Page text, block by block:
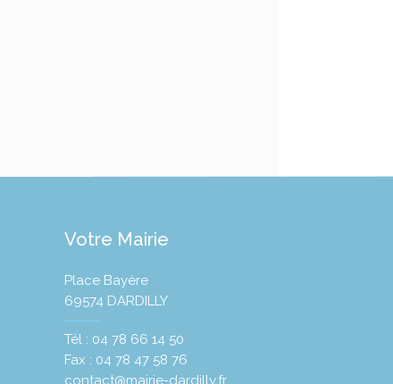
Votre Mairie
Place Bayère
69574 DARDILLY
Tél : 04 78 66 14 50
Fax : 04 78 47 58 76
contact@mairie-dardilly.fr